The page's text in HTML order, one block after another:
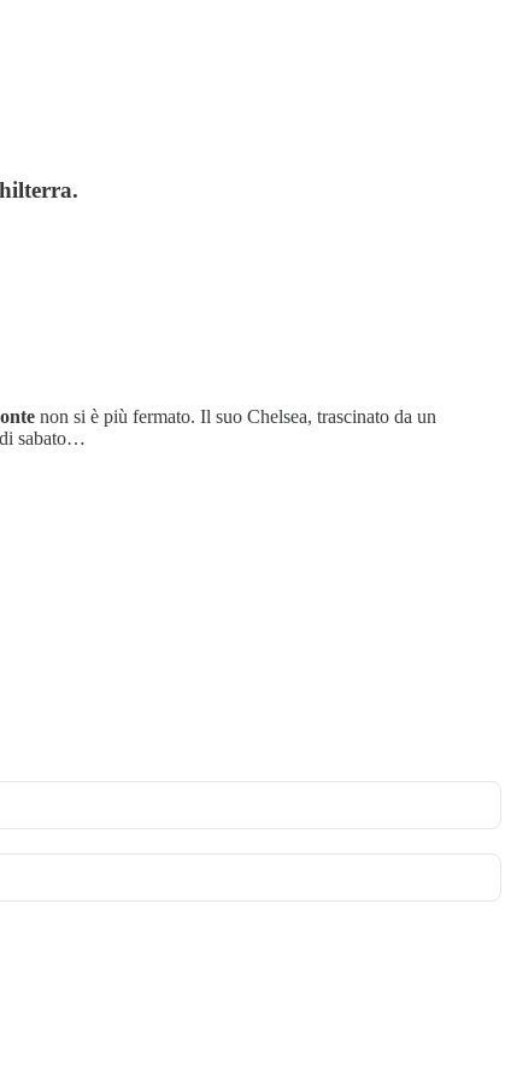
non si è più fermato. Il suo Chelsea, trascinato da un
sabato…